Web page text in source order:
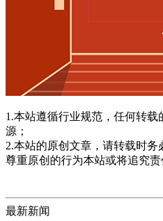
1.本站遵循行业规范，任何转
源；
2.本站的原创文章，请转载时
尊重原创的行为本站或将追究责
最新新闻